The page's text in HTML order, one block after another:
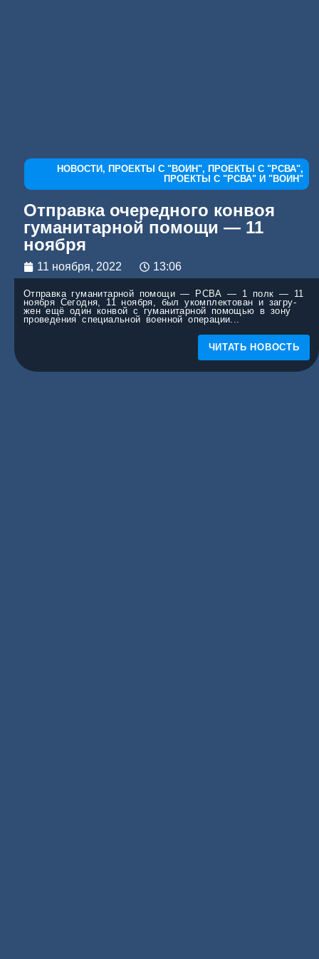
НОВОСТИ, ПРОЕКТЫ С "ВОИН", ПРОЕКТЫ С "РСВА",
ПРОЕКТЫ С "РСВА" И "ВОИН"
Отправ­ка оче­ред­но­го кон­воя
гума­ни­тар­ной помо­щи — 11
нояб­ря
11 ноября, 2022 13:06
Отправ­ка гума­ни­тар­ной помо­щи — РСВА — 1 полк — 11
нояб­ря Сего­дня, 11 нояб­ря, был уком­плек­то­ван и загру­
жен ещё один кон­вой с гума­ни­тар­ной помо­щью в зону
про­ве­де­ния спе­ци­аль­ной воен­ной опе­ра­ции...
ЧИТАТЬ НОВОСТЬ